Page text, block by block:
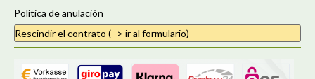
Política de anulación
Rescindir el contrato ( -> ir al formulario)